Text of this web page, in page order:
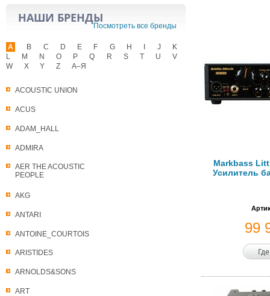
НАШИ БРЕНДЫ
Посмотреть все бренды
A
ACOUSTIC UNION
ACUS
ADAM_HALL
ADMIRA
AER THE ACOUSTIC
PEOPLE
AKG
ANTARI
ANTOINE_COURTOIS
ARISTIDES
ARNOLDS&SONS
ART
B C D E F G H J
K
L
M N O P Q R S T U
V
W
X Y Z А–Я
Markbass
Усилитель
99